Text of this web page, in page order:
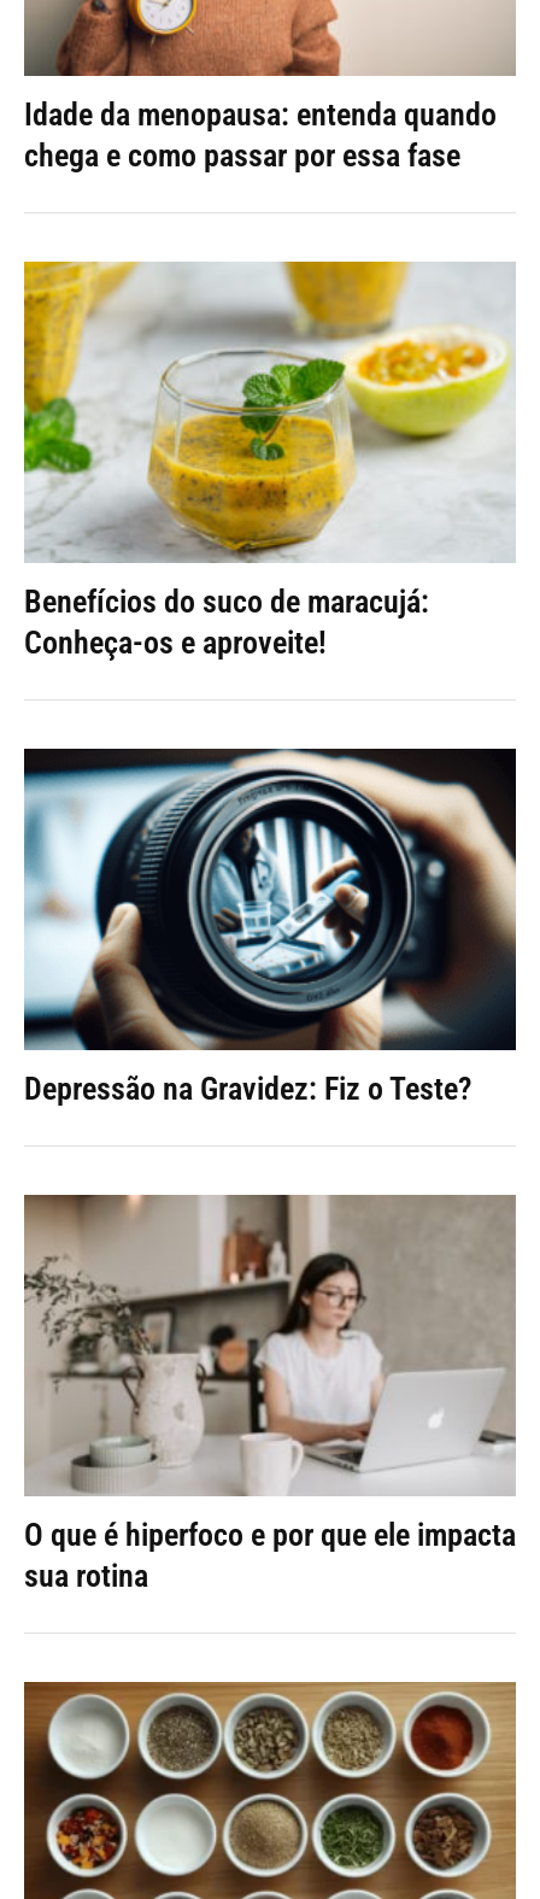
Idade da menopausa: entenda quando
chega e como passar por essa fase
Benefícios do suco de maracujá:
Conheça-os e aproveite!
Depressão na Gravidez: Fiz o Teste?
O que é hiperfoco e por que ele impacta
sua rotina